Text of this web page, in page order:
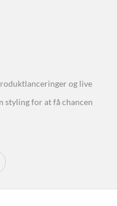
og live
styling for at få chancen